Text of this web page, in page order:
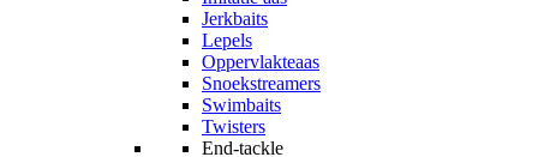
Jerkbaits
Lepels
Oppervlakteaas
Snoekstreamers
Swimbaits
Twisters
End-tackle